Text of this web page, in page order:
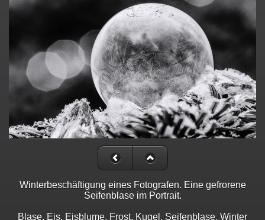
Winterbeschäftigung eines Fotografen. Eine gefrorene
Seifenblase im Portrait.
Blase, Eis, Eisblume, Frost, Kugel, Seifenblase, Winter